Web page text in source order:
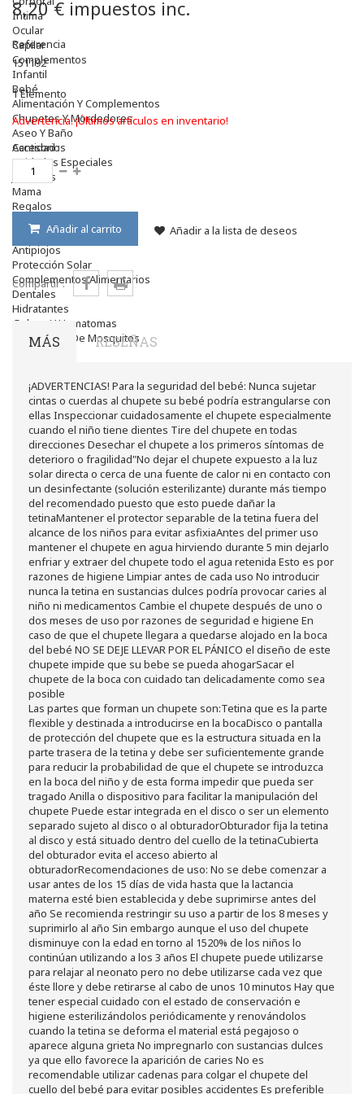
Intima
Ocular
Capilar
Complementos
Infantil
Bebé
Alimentación Y Complementos
Chupetes Y Mordedores
Aseo Y Baño
Accesorios
Cuidados Especiales
Juguetes
Mama
Regalos
Niños
Antipiojos
Protección Solar
Complementos Alimentarios
Dentales
Hidratantes
Golpes Y Hematomas
Repelentes De Mosquitos
óptica
Líquidos Lentillas
Colirios
Complementos Alimentarios.
Ortopedia - Accesorios
Movilidad
Vida Diaria
Miembro Superior
Tronco
Miembro Inferior
Podología
Calzado
Medicamentos
Dolor E Inflamación
Analgésicos
Anestésicos
Inflamación Articulaciones
Dolor Muscular / Articular
Digestivo
Acidez, Gases Y Ardores
Mala Digestion
Diarrea / Estreñimiento / Vómitos
Laxantes
Resfriados
Gripe Y Resfriados
Para La Tos
Para Descongestionar La Nariz
Dolor De Garganta
Alergias Y Picaduras
Cremas
Comprimidos
Colirios
Sprays
Ojos Y Oidos
Congestión
Lavado Ojos
Inflamación Del Oido (otitis)
Higiene Oido
Deshabituación Tabaquismo
Chicles
Piel
Herpes Y Hongos
Heridas Y úlceras
Aparato Genital
Hemorroides
Protectores Y Emolientes
Salud
Insomnio
Sistema Nervioso
8,20 € impuestos inc.
Referencia
151192
1Elemento
Advertencia: ¡Últimos artículos en inventario!
Cantidad :
Añadir al carrito Añadir a la lista de deseos
Compartir :
MÁS RESEÑAS
¡ADVERTENCIAS! Para la seguridad del bebé: Nunca sujetar
cintas o cuerdas al chupete su bebé podría estrangularse con
ellas Inspeccionar cuidadosamente el chupete especialmente
cuando el niño tiene dientes Tire del chupete en todas
direcciones Desechar el chupete a los primeros síntomas de
deterioro o fragilidad"No dejar el chupete expuesto a la luz
solar directa o cerca de una fuente de calor ni en contacto con
un desinfectante (solución esterilizante) durante más tiempo
del recomendado puesto que esto puede dañar la
tetinaMantener el protector separable de la tetina fuera del
alcance de los niños para evitar asfixiaAntes del primer uso
mantener el chupete en agua hirviendo durante 5 min dejarlo
enfriar y extraer del chupete todo el agua retenida Esto es por
razones de higiene Limpiar antes de cada uso No introducir
nunca la tetina en sustancias dulces podría provocar caries al
niño ni medicamentos Cambie el chupete después de uno o
dos meses de uso por razones de seguridad e higiene En
caso de que el chupete llegara a quedarse alojado en la boca
del bebé NO SE DEJE LLEVAR POR EL PÁNICO el diseño de este
chupete impide que su bebe se pueda ahogarSacar el
chupete de la boca con cuidado tan delicadamente como sea
posible
Las partes que forman un chupete son:Tetina que es la parte
flexible y destinada a introducirse en la bocaDisco o pantalla
de protección del chupete que es la estructura situada en la
parte trasera de la tetina y debe ser suficientemente grande
para reducir la probabilidad de que el chupete se introduzca
en la boca del niño y de esta forma impedir que pueda ser
tragado Anilla o dispositivo para facilitar la manipulación del
chupete Puede estar integrada en el disco o ser un elemento
separado sujeto al disco o al obturadorObturador fija la tetina
al disco y está situado dentro del cuello de la tetinaCubierta
del obturador evita el acceso abierto al
obturadorRecomendaciones de uso: No se debe comenzar a
usar antes de los 15 días de vida hasta que la lactancia
materna esté bien establecida y debe suprimirse antes del
año Se recomienda restringir su uso a partir de los 8 meses y
suprimirlo al año Sin embargo aunque el uso del chupete
disminuye con la edad en torno al 1520% de los niños lo
continúan utilizando a los 3 años El chupete puede utilizarse
para relajar al neonato pero no debe utilizarse cada vez que
éste llore y debe retirarse al cabo de unos 10 minutos Hay que
tener especial cuidado con el estado de conservación e
higiene esterilizándolos periódicamente y renovándolos
cuando la tetina se deforma el material está pegajoso o
aparece alguna grieta No impregnarlo con sustancias dulces
ya que ello favorece la aparición de caries No es
recomendable utilizar cadenas para colgar el chupete del
cuello del bebé para evitar posibles accidentes Es preferible